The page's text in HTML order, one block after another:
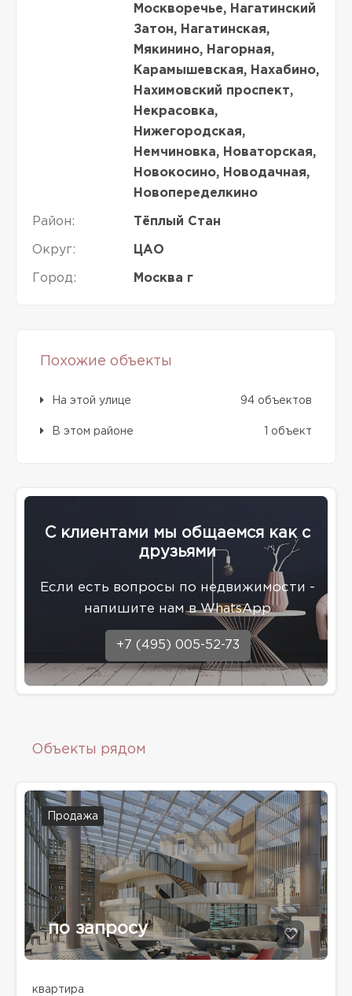
Москворечье, Нагатинский
Затон, Нагатинская,
Мякинино, Нагорная,
Карамышевская, Нахабино,
Нахимовский проспект,
Некрасовка,
Нижегородская,
Немчиновка, Новаторская,
Новокосино, Новодачная,
Новопеределкино
Район: Тёплый Стан
Округ: ЦАО
Город: Москва г
Похожие объекты
На этой улице 94 объектов
В этом районе 1 объект
С клиентами мы общаемся как с
друзьями
Eсли есть вопросы по недвижимости -
напишите нам в WhatsApp
+7 (495) 005-52-73
Объекты рядом
Продажа
по запросу
квартира